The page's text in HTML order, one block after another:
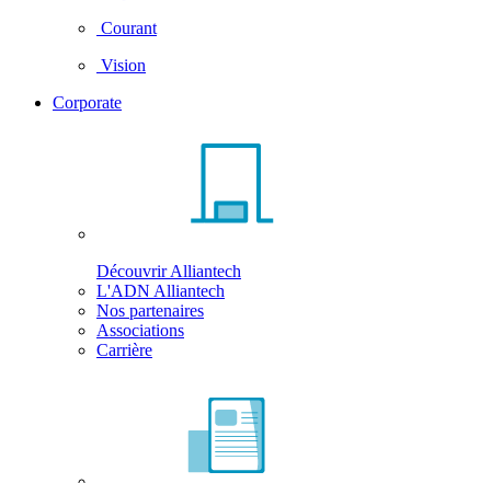
Courant
Vision
Corporate
Découvrir Alliantech
L'ADN Alliantech
Nos partenaires
Associations
Carrière